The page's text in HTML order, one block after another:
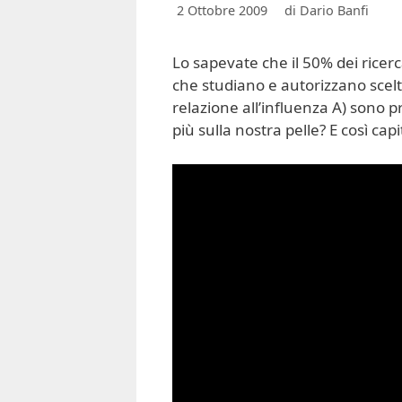
2 Ottobre 2009 di Dario Banfi
Lo sapevate che il 50% dei
che studiano e autorizzano
relazione all’influenza A) sono
più sulla nostra pelle? E così